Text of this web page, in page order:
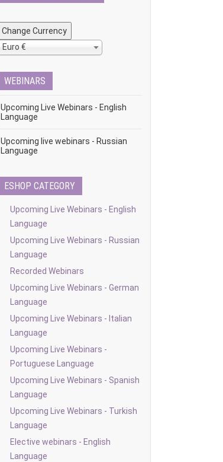
Euro €
WEBINARS
Upcoming Live Webinars - English
Language
Upcoming live webinars - Russian
Language
ESHOP CATEGORY
Upcoming Live Webinars - English
Language
Upcoming Live Webinars - Russian
Language
Recorded Webinars
Upcoming Live Webinars - German
Language
Upcoming Live Webinars - Italian
Language
Upcoming Live Webinars -
Portuguese Language
Upcoming Live Webinars - Spanish
Language
Upcoming Live Webinars - Turkish
Language
Elective webinars - English
Language